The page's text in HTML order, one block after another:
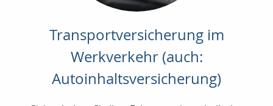
Transportversicherung im
Werkverkehr (auch:
Autoinhaltsversicherung)